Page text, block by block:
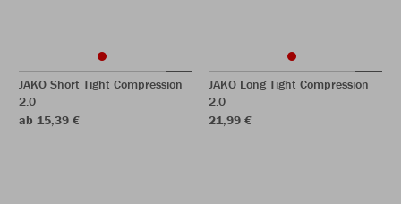
JAKO Short Tight Compression
2.0
ab 15,39 €
JAKO Long Tight Compression
2.0
21,99 €